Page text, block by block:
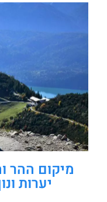
מיקום ההר
יערות